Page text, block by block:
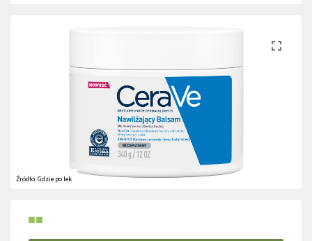
Źródło:Gdzie po lek
■■